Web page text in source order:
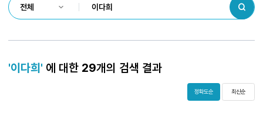
검색
'이다희' 에 대한 29개의 검색 결과
정확도순 최신순